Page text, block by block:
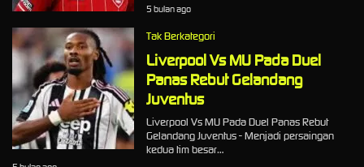
5 bulan ago
Tak Berkategori
Liverpool Vs MU Pada Duel
Panas Rebut Gelandang
Juventus
Liverpool Vs MU Pada Duel Panas Rebut
Gelandang Juventus - Menjadi persaingan
kedua tim besar…